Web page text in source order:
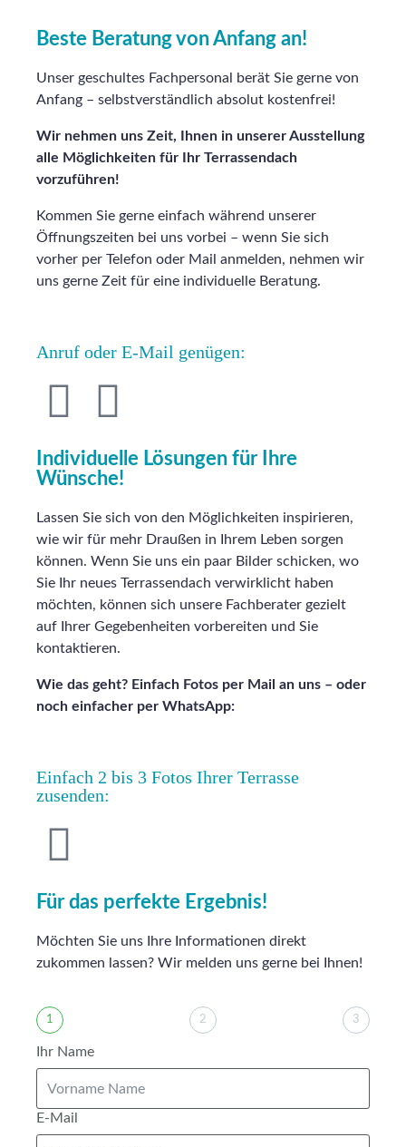
Beste Beratung von Anfang an!
Unser geschultes Fachpersonal berät Sie gerne von
Anfang – selbstverständlich absolut kostenfrei!
Wir nehmen uns Zeit, Ihnen in unserer Ausstellung
alle Möglichkeiten für Ihr Terrassendach
vorzuführen!
Kommen Sie gerne einfach während unserer
Öffnungszeiten bei uns vorbei – wenn Sie sich
vorher per Telefon oder Mail anmelden, nehmen wir
uns gerne Zeit für eine individuelle Beratung.
Anruf oder E-Mail genügen:
Individuelle Lösungen für Ihre
Wünsche!
Lassen Sie sich von den Möglichkeiten inspirieren,
wie wir für mehr Draußen in Ihrem Leben sorgen
können. Wenn Sie uns ein paar Bilder schicken, wo
Sie Ihr neues Terrassendach verwirklicht haben
möchten, können sich unsere Fachberater gezielt
auf Ihrer Gegebenheiten vorbereiten und Sie
kontaktieren.
Wie das geht? Einfach Fotos per Mail an uns – oder
noch einfacher per WhatsApp:
Einfach 2 bis 3 Fotos Ihrer Terrasse
zusenden:
Für das perfekte Ergebnis!
Möchten Sie uns Ihre Informationen direkt
zukommen lassen? Wir melden uns gerne bei Ihnen!
1 2 3
Ihr Name
E-Mail